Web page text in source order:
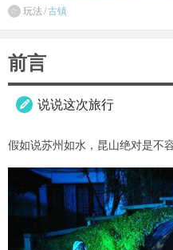
 玩法 /古镇
前言
 说说这次旅行
假如说苏州如水，昆山绝对是不